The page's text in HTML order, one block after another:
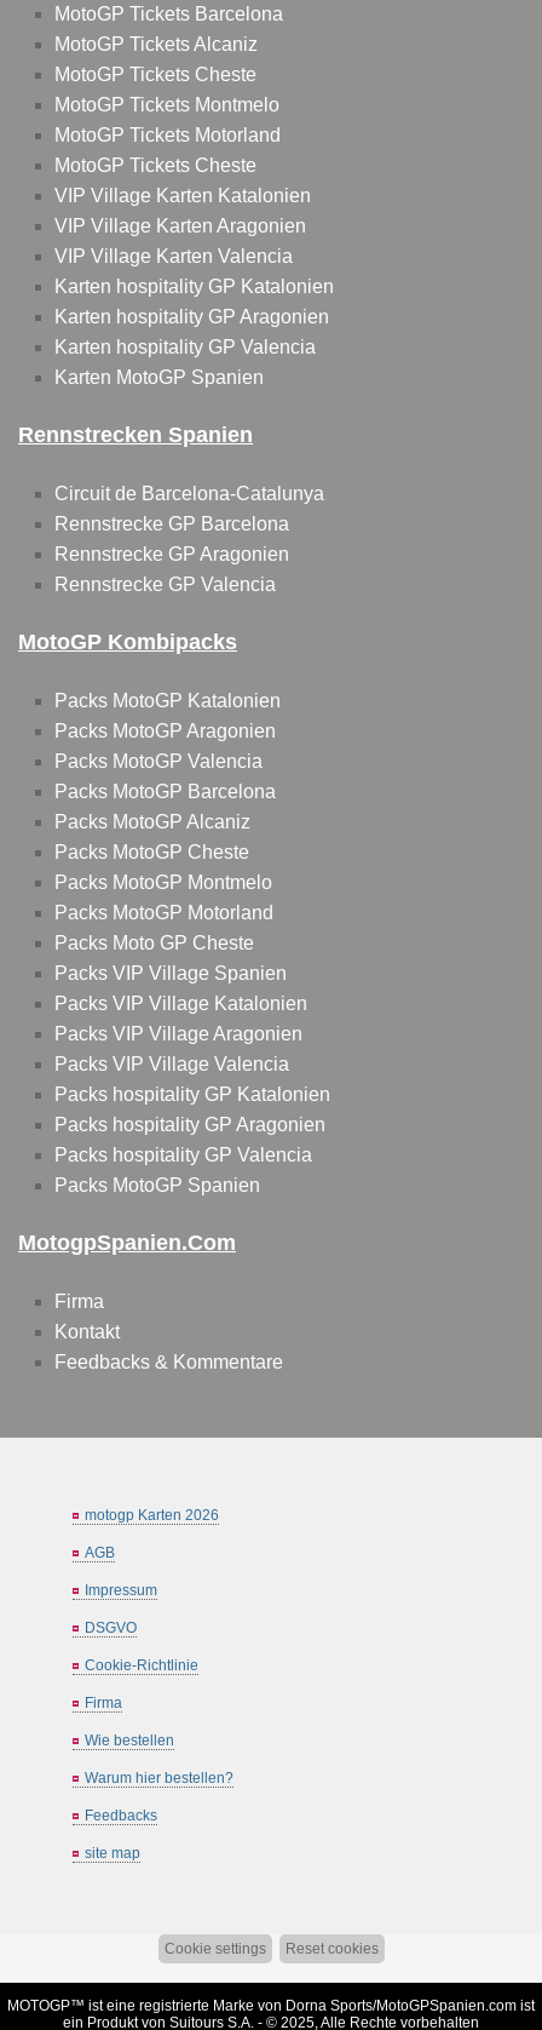
MotoGP Tickets Barcelona
MotoGP Tickets Alcaniz
MotoGP Tickets Cheste
MotoGP Tickets Montmelo
MotoGP Tickets Motorland
MotoGP Tickets Cheste
VIP Village Karten Katalonien
VIP Village Karten Aragonien
VIP Village Karten Valencia
Karten hospitality GP Katalonien
Karten hospitality GP Aragonien
Karten hospitality GP Valencia
Karten MotoGP Spanien
Rennstrecken Spanien
Circuit de Barcelona-Catalunya
Rennstrecke GP Barcelona
Rennstrecke GP Aragonien
Rennstrecke GP Valencia
MotoGP Kombipacks
Packs MotoGP Katalonien
Packs MotoGP Aragonien
Packs MotoGP Valencia
Packs MotoGP Barcelona
Packs MotoGP Alcaniz
Packs MotoGP Cheste
Packs MotoGP Montmelo
Packs MotoGP Motorland
Packs Moto GP Cheste
Packs VIP Village Spanien
Packs VIP Village Katalonien
Packs VIP Village Aragonien
Packs VIP Village Valencia
Packs hospitality GP Katalonien
Packs hospitality GP Aragonien
Packs hospitality GP Valencia
Packs MotoGP Spanien
MotogpSpanien.com
Firma
Kontakt
Feedbacks & Kommentare
motogp Karten 2026
AGB
Impressum
DSGVO
Cookie-Richtlinie
Firma
Wie bestellen
Warum hier bestellen?
Feedbacks
site map
Cookie settings Reset cookies
MOTOGP™ ist eine registrierte Marke von Dorna Sports/MotoGPSpanien.com ist
ein Produkt von Suitours S.A. - © 2025, Alle Rechte vorbehalten